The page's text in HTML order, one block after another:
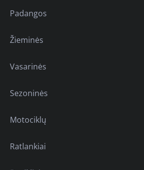
Padangos
Žieminės
Vasarinės
Sezoninės
Motociklų
Ratlankiai